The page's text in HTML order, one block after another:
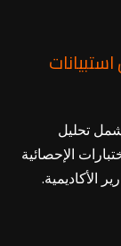
تحليل
الإحصائية
الأكاديمية.